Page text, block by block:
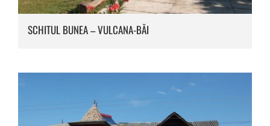
SCHITUL BUNEA – VULCANA-BĂI